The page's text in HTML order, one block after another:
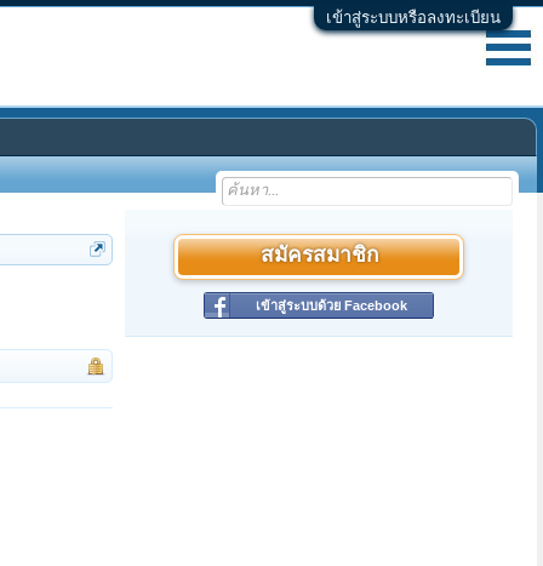
เข้าสู่ระบบหรือลงทะเบียน
สมัครสมาชิก
เข้าสู่ระบบด้วย Facebook